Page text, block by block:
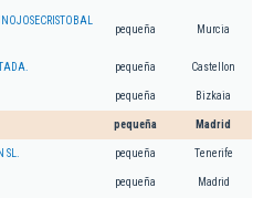
pequeña Murcia
pequeña Castellon
pequeña Bizkaia
pequeña Madrid
pequeña Tenerife
pequeña Madrid